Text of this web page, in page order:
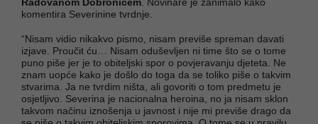
komentira Severinine tvrdnje.
“Nisam vidio nikakvo pismo, nisam previše spreman davati
izjave. Proučit ću… Nisam oduševljen ni time što se o tome
puno piše jer je to obiteljski spor o povjeravanju djeteta. Ne
znam uopće kako je došlo do toga da se toliko piše o takvim
stvarima. Ja ne tvrdim ništa, ali govoriti o tom predmetu je
osjetljivo. Severina je nacionalna heroina, no ja nisam sklon
takvom načinu iznošenja u javnost i nije mi previše drago da